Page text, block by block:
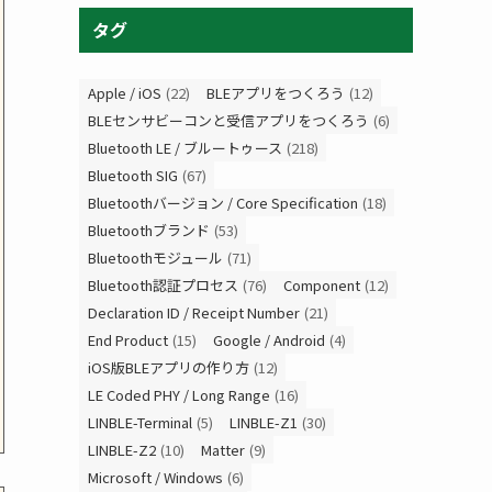
タグ
Apple / iOS (22) BLEアプリをつくろう (12)
BLEセンサビーコンと受信アプリをつくろう (6)
Bluetooth LE / ブルートゥース (218)
Bluetooth SIG (67)
Bluetoothバージョン / Core Specification (18)
Bluetoothブランド (53)
Bluetoothモジュール (71)
Bluetooth認証プロセス (76) Component (12)
Declaration ID / Receipt Number (21)
End Product (15) Google / Android (4)
iOS版BLEアプリの作り方 (12)
LE Coded PHY / Long Range (16)
LINBLE-Terminal (5) LINBLE-Z1 (30)
LINBLE-Z2 (10) Matter (9)
Microsoft / Windows (6)